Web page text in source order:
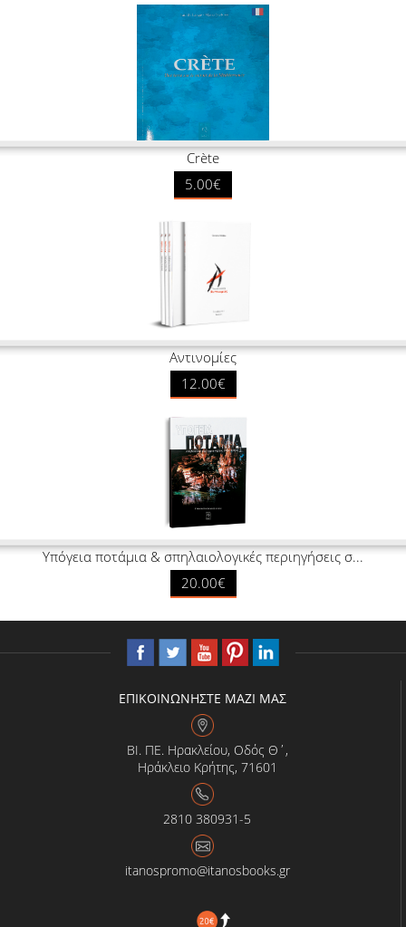
Crète
5.00€
Αντινομίες
12.00€
Υπόγεια ποτάμια & σπηλαιολογικές περιηγήσεις σ...
20.00€
ΕΠΙΚΟΙΝΩΝΗΣΤΕ ΜΑΖΙ ΜΑΣ
ΒΙ. ΠΕ. Ηρακλείου, Οδός Θ΄,
Ηράκλειο Κρήτης, 71601
2810 380931-5
itanospromo@itanosbooks.gr